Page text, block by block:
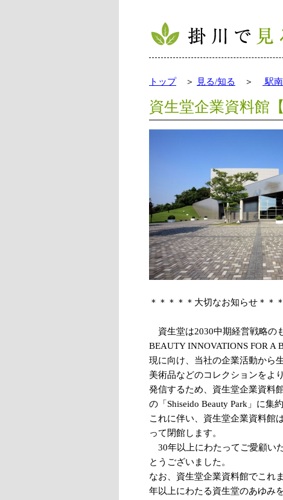
トップ＞ 見る/知る ＞ 駅南
資生堂企業資料館
＊＊＊＊＊大切なお知らせ＊＊
資生堂は2030中期経営戦略の
BEAUTY INNOVATIONS FOR
現に向け、当社の企業活動から
美術品などのコレクションをよ
発信するため、資生堂企業資料
の「Shiseido Beauty Park」に集
これに伴い、資生堂企業資料館
って閉館します。
30年以上にわたってご愛顧い
とうございました。
なお、資生堂企業資料館でこれ
年以上にわたる資生堂のあゆみ